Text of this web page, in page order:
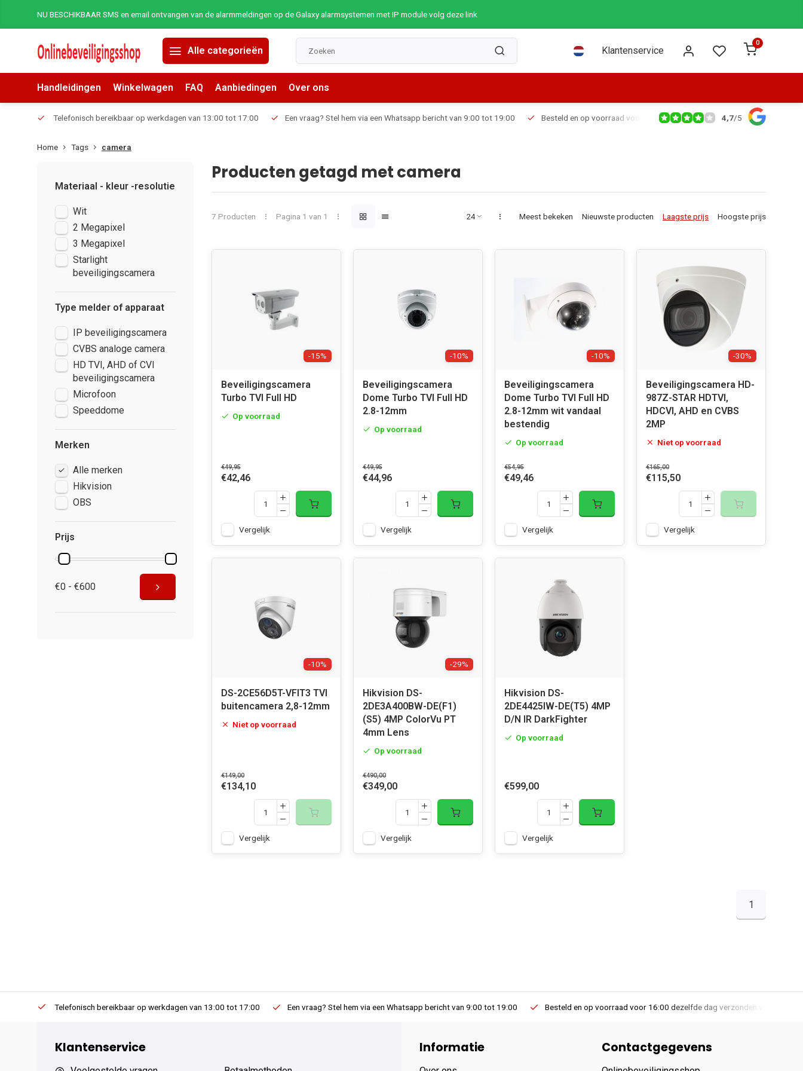
NU BESCHIKBAAR SMS en email ontvangen van de alarmmeldingen op de Galaxy alarmsystemen met IP module volg deze link
Alle categorieën Klantenservice
0
Handleidingen Winkelwagen FAQ Aanbiedingen Over ons
Telefonisch bereikbaar op werkdagen van 13:00 tot 17:00 Een vraag? Stel hem via een Whatsapp bericht van 9:00 tot 19:00 Besteld en op voorraad voor 16:00 dezelfde dag verzonden via PostNL
4,7/5
Home Tags camera
Materiaal - kleur -resolutie
Wit
2 Megapixel
3 Megapixel
Starlight
beveiligingscamera
Type melder of apparaat
IP beveiligingscamera
CVBS analoge camera
HD TVI, AHD of CVI
beveiligingscamera
Microfoon
Speeddome
Merken
Alle merken
Hikvision
OBS
Prijs
€0 - €600
Producten getagd met camera
7 Producten Pagina 1 van 1 Meest bekeken Nieuwste producten Laagste prijs Hoogste prijs
-15%
Beveiligingscamera
Turbo TVI Full HD
Op voorraad
€49,95
€42,46
Vergelijk
-10%
Beveiligingscamera
Dome Turbo TVI Full HD
2.8-12mm
Op voorraad
€49,95
€44,96
Vergelijk
-10%
Beveiligingscamera
Dome Turbo TVI Full HD
2.8-12mm wit vandaal
bestendig
Op voorraad
€54,95
€49,46
Vergelijk
-30%
Beveiligingscamera HD-
987Z-STAR HDTVI,
HDCVI, AHD en CVBS
2MP
Niet op voorraad
€165,00
€115,50
Vergelijk
-10%
DS-2CE56D5T-VFIT3 TVI
buitencamera 2,8-12mm
Niet op voorraad
€149,00
€134,10
Vergelijk
-29%
Hikvision DS-
2DE3A400BW-DE(F1)
(S5) 4MP ColorVu PT
4mm Lens
Op voorraad
€490,00
€349,00
Vergelijk
Hikvision DS-
2DE4425IW-DE(T5) 4MP
D/N IR DarkFighter
Op voorraad
€599,00
Vergelijk
1
Telefonisch bereikbaar op werkdagen van 13:00 tot 17:00 Een vraag? Stel hem via een Whatsapp bericht van 9:00 tot 19:00 Besteld en op voorraad voor 16:00 dezelfde dag verzonden via PostNL
Klantenservice Informatie Contactgegevens